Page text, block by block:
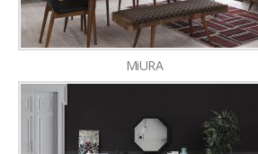
MiURA